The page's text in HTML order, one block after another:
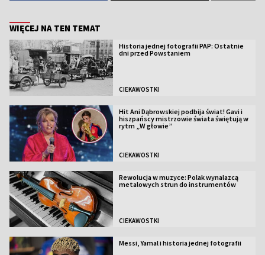
WIĘCEJ NA TEN TEMAT
Historia jednej fotografii PAP: Ostatnie
dni przed Powstaniem
CIEKAWOSTKI
Hit Ani Dąbrowskiej podbija świat! Gavi i
hiszpańscy mistrzowie świata świętują w
rytm „W głowie”
CIEKAWOSTKI
Rewolucja w muzyce: Polak wynalazcą
metalowych strun do instrumentów
CIEKAWOSTKI
Messi, Yamal i historia jednej fotografii